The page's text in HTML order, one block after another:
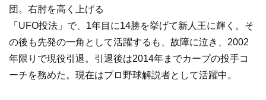
団。右肘を高く上げる
「UFO投法」で、1年目に14勝を挙げて新人王に輝く。そ
の後も先発の一角として活躍するも、故障に泣き、2002
年限りで現役引退。引退後は2014年までカープの投手コ
ーチを務めた。現在はプロ野球解説者として活躍中。